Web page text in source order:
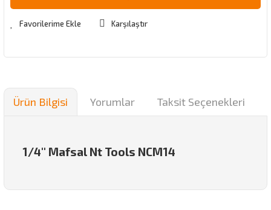
Karşılaştır
Ürün Bilgisi Yorumlar Taksit Seçenekleri
1/4'' Mafsal Nt Tools NCM14